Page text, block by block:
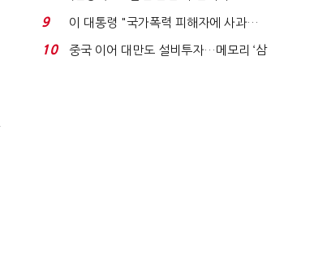
빈 매대 채우며 문 연 ...
9
이 대통령 "국가폭력 피해자에 사과…
적극적 조사로 진...
10
중국 이어 대만도 설비투자…메모리 ‘삼